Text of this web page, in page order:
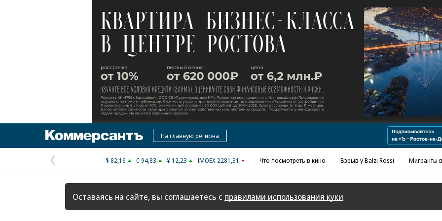
Реклама в «Ъ» www.kommersant.ru/ad
КоммерсантъНа главную региона
Предыдущая
страница
$ 82,16 € 94,83 ¥ 12,23 IMOEX 2281,31 Что посмотреть в кино Взрыв у Balzi Rossi Мигранты
Оставаясь на сайте, вы соглашаетесь с правилами использования куки